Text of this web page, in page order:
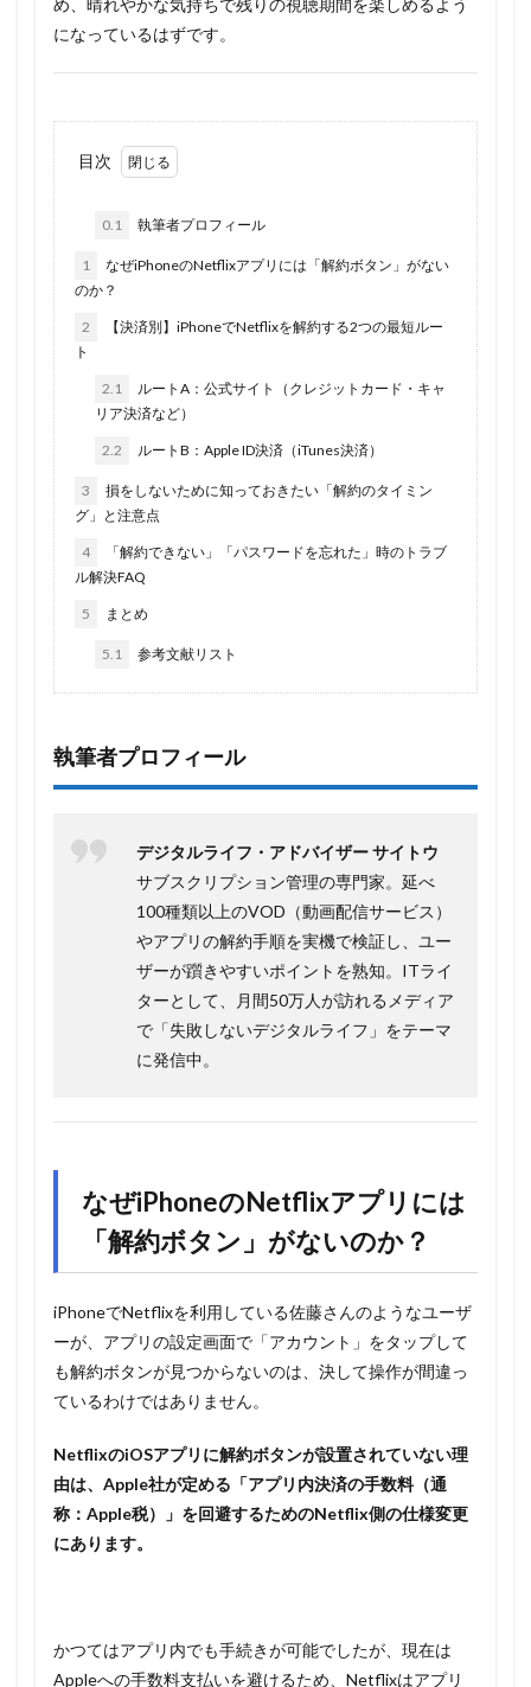
め、晴れやかな気持ちで残りの視聴期間を楽しめるよう
になっているはずです。
目次
0.1 執筆者プロフィール
1
なぜiPhoneのNetflixアプリには「解約ボタン」がない
のか？
2
【決済別】iPhoneでNetflixを解約する2つの最短ルー
ト
2.1
ルートA：公式サイト（クレジットカード・キャ
リア決済など）
2.2 ルートB：Apple ID決済（iTunes決済）
3
損をしないために知っておきたい「解約のタイミン
グ」と注意点
4
「解約できない」「パスワードを忘れた」時のトラブ
ル解決FAQ
5 まとめ
5.1 参考文献リスト
執筆者プロフィール
デジタルライフ・アドバイザー サイトウ
サブスクリプション管理の専門家。延べ
100種類以上のVOD（動画配信サービス）
やアプリの解約手順を実機で検証し、ユー
ザーが躓きやすいポイントを熟知。ITライ
ターとして、月間50万人が訪れるメディア
で「失敗しないデジタルライフ」をテーマ
に発信中。
なぜiPhoneのNetflixアプリには
「解約ボタン」がないのか？
iPhoneでNetflixを利用している佐藤さんのようなユーザ
ーが、アプリの設定画面で「アカウント」をタップして
も解約ボタンが見つからないのは、決して操作が間違っ
ているわけではありません。
NetflixのiOSアプリに解約ボタンが設置されていない理
由は、Apple社が定める「アプリ内決済の手数料（通
称：Apple税）」を回避するためのNetflix側の仕様変更
にあります。
かつてはアプリ内でも手続きが可能でしたが、現在は
Appleへの手数料支払いを避けるため、Netflixはアプリ